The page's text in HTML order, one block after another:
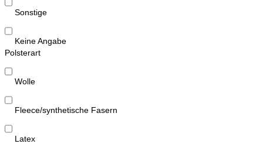
Sonstige
Keine Angabe
Polsterart
Wolle
Fleece/synthetische Fasern
Latex